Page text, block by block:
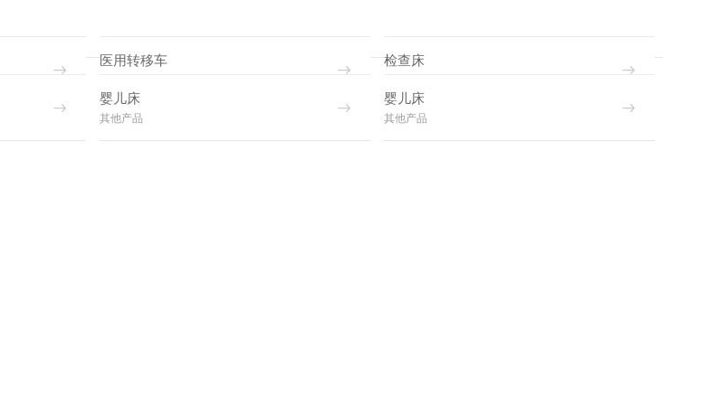
医用转移车 检查床
婴儿床
其他产品
婴儿床
其他产品